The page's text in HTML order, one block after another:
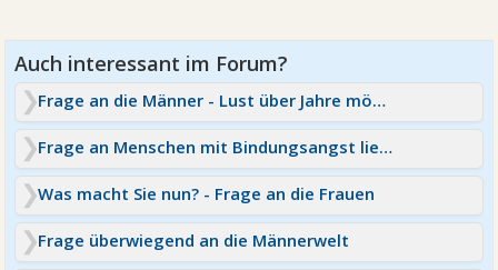
Frage an die Männer - Lust über Jahre möglich?
Frage an Menschen mit Bindungsangst liebt er mich?
Was macht Sie nun? - Frage an die Frauen
Frage überwiegend an die Männerwelt